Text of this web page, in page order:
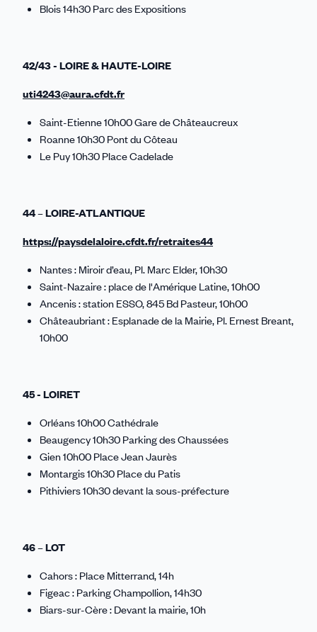
Blois 14h30 Parc des Expositions
42/43 - LOIRE & HAUTE-LOIRE
uti4243@aura.cfdt.fr
Saint-Etienne 10h00 Gare de Châteaucreux
Roanne 10h30 Pont du Côteau
Le Puy 10h30 Place Cadelade
44 – LOIRE-ATLANTIQUE
https://paysdelaloire.cfdt.fr/retraites44
Nantes : Miroir d’eau, Pl. Marc Elder, 10h30
Saint-Nazaire : place de l'Amérique Latine, 10h00
Ancenis : station ESSO, 845 Bd Pasteur, 10h00
Châteaubriant : Esplanade de la Mairie, Pl. Ernest Breant,
10h00
45 - LOIRET
Orléans 10h00 Cathédrale
Beaugency 10h30 Parking des Chaussées
Gien 10h00 Place Jean Jaurès
Montargis 10h30 Place du Patis
Pithiviers 10h30 devant la sous-préfecture
46 – LOT
Cahors : Place Mitterrand, 14h
Figeac : Parking Champollion, 14h30
Biars-sur-Cère : Devant la mairie, 10h